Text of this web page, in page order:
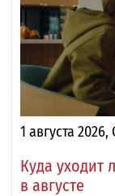
1 августа 2026,
Куда уходит
в августе